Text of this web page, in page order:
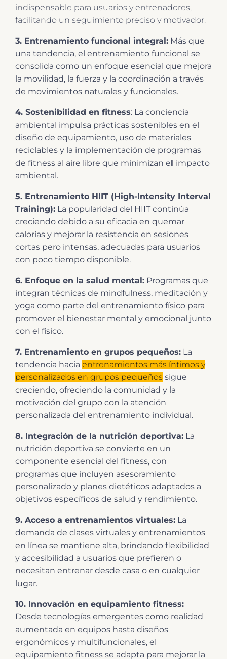
indispensable para usuarios y entrenadores,
facilitando un seguimiento preciso y motivador.
3. Entrenamiento funcional integral: Más que
una tendencia, el entrenamiento funcional se
consolida como un enfoque esencial que mejora
la movilidad, la fuerza y la coordinación a través
de movimientos naturales y funcionales.
4. Sostenibilidad en fitness: La conciencia
ambiental impulsa prácticas sostenibles en el
diseño de equipamiento, uso de materiales
reciclables y la implementación de programas
de fitness al aire libre que minimizan el impacto
ambiental.
5. Entrenamiento HIIT (High-Intensity Interval
Training): La popularidad del HIIT continúa
creciendo debido a su eficacia en quemar
calorías y mejorar la resistencia en sesiones
cortas pero intensas, adecuadas para usuarios
con poco tiempo disponible.
6. Enfoque en la salud mental: Programas que
integran técnicas de mindfulness, meditación y
yoga como parte del entrenamiento físico para
promover el bienestar mental y emocional junto
con el físico.
7. Entrenamiento en grupos pequeños: La
tendencia hacia entrenamientos más íntimos y
personalizados en grupos pequeños sigue
creciendo, ofreciendo la comunidad y la
motivación del grupo con la atención
personalizada del entrenamiento individual.
8. Integración de la nutrición deportiva: La
nutrición deportiva se convierte en un
componente esencial del fitness, con
programas que incluyen asesoramiento
personalizado y planes dietéticos adaptados a
objetivos específicos de salud y rendimiento.
9. Acceso a entrenamientos virtuales: La
demanda de clases virtuales y entrenamientos
en línea se mantiene alta, brindando flexibilidad
y accesibilidad a usuarios que prefieren o
necesitan entrenar desde casa o en cualquier
lugar.
10. Innovación en equipamiento fitness:
Desde tecnologías emergentes como realidad
aumentada en equipos hasta diseños
ergonómicos y multifuncionales, el
equipamiento fitness se adapta para mejorar la